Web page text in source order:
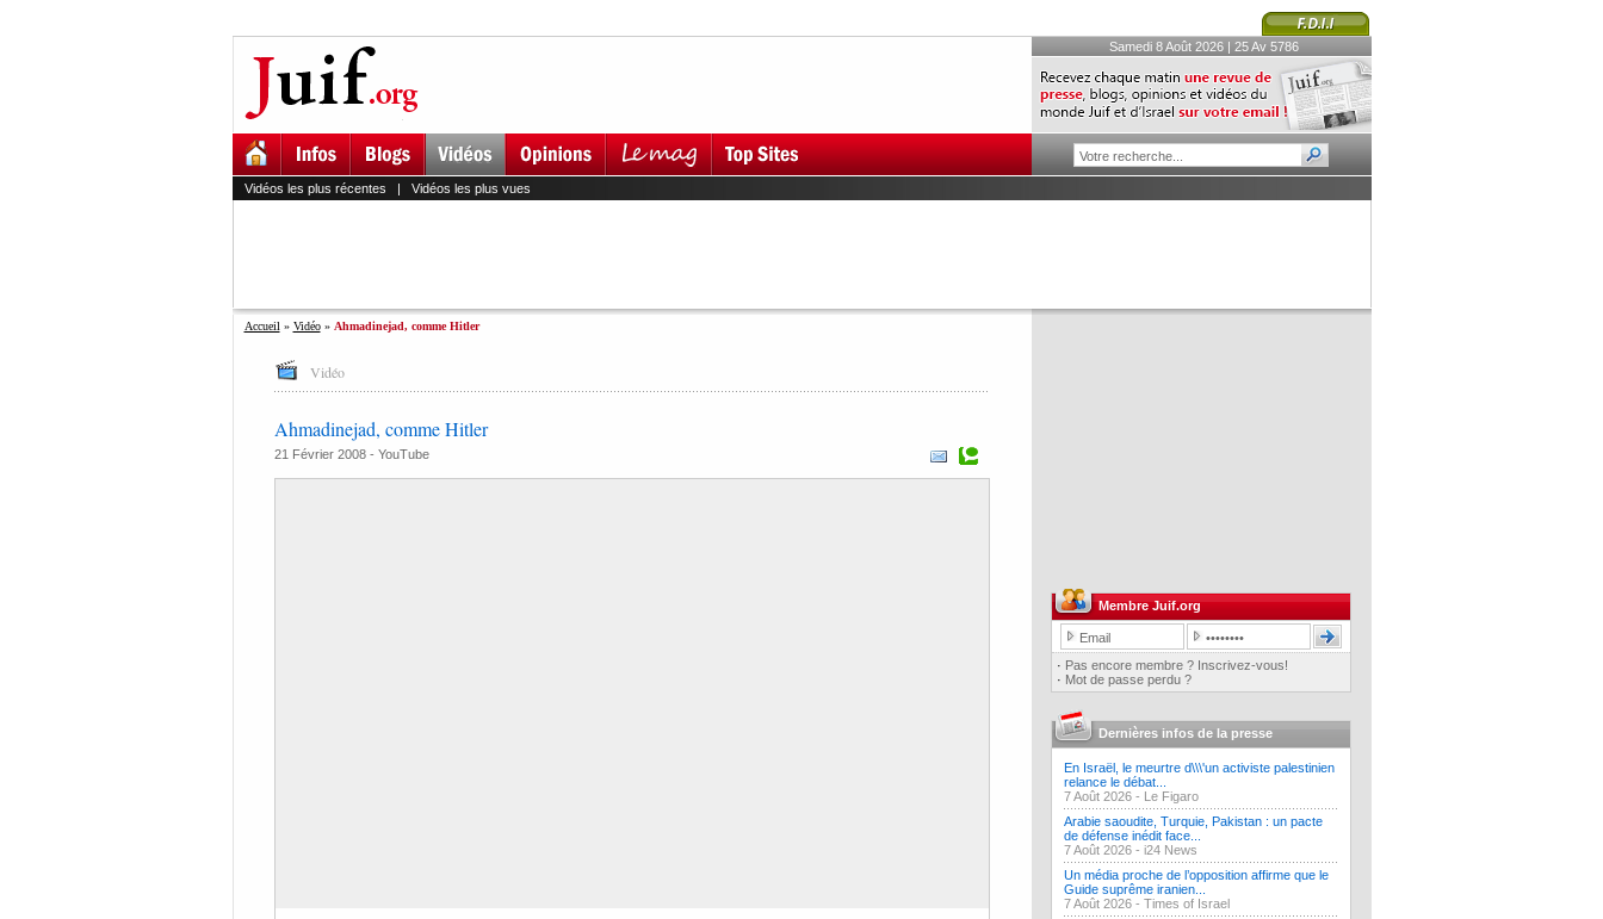
Samedi 8 Août 2026 | 25 Av 5786
Vidéos les plus récentes | Vidéos les plus vues
Accueil » Vidéo» Ahmadinejad, comme Hitler
Vidéo
Ahmadinejad, comme Hitler
21 Février 2008 - YouTube
Membre Juif.org
· Pas encore membre ? Inscrivez-vous!
· Mot de passe perdu ?
Dernières infos de la presse
En Israël, le meurtre d\\\'un activiste palestinien
relance le débat...
7 Août 2026 - Le Figaro
Arabie saoudite, Turquie, Pakistan : un pacte
de défense inédit face...
7 Août 2026 - i24 News
Un média proche de l’opposition affirme que le
Guide suprême iranien...
7 Août 2026 - Times of Israel